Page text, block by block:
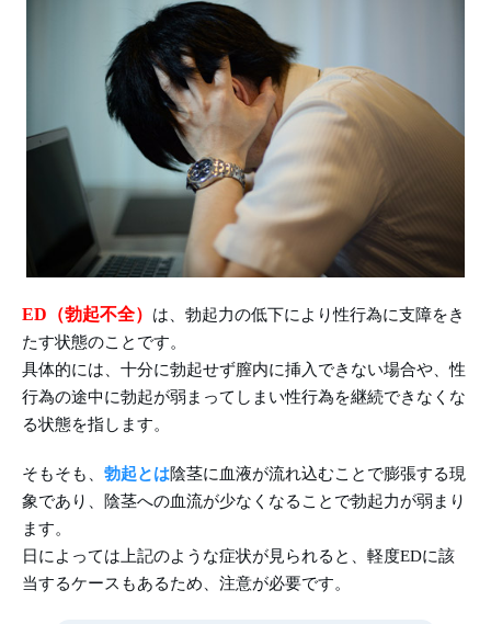
ED（勃起不全） は、勃起力の低下により性行為に支障をき
たす状態のことです。
具体的には、十分に勃起せず膣内に挿入できない場合や、性
行為の途中に勃起が弱まってしまい性行為を継続できなくな
る状態を指します。
そもそも、 勃起とは陰茎に血液が流れ込むことで膨張する現
象であり、陰茎への血流が少なくなることで勃起力が弱まり
ます。
日によっては上記のような症状が見られると、軽度EDに該
当するケースもあるため、注意が必要です。